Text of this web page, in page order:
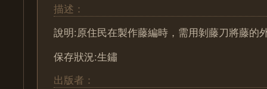
描述：
說明:原住民在製作藤編時，需用剝藤刀將藤的
保存狀況:生鏽
出版者：